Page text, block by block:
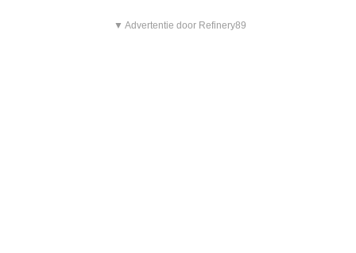
▼ Advertentie door Refinery89